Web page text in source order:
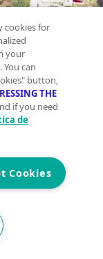
cookies for
your
can
button,
THE
if you need
de
Cookies